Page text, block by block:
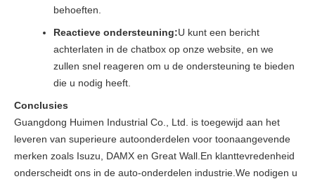
behoeften.
Reactieve ondersteuning:U kunt een bericht
achterlaten in de chatbox op onze website, en we
zullen snel reageren om u de ondersteuning te bieden
die u nodig heeft.
Conclusies
Guangdong Huimen Industrial Co., Ltd. is toegewijd aan het
leveren van superieure autoonderdelen voor toonaangevende
merken zoals Isuzu, DAMX en Great Wall.En klanttevredenheid
onderscheidt ons in de auto-onderdelen industrie.We nodigen u